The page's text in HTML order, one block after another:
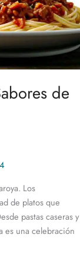
de
Los
de platos que
pastas caseras y
es una celebración